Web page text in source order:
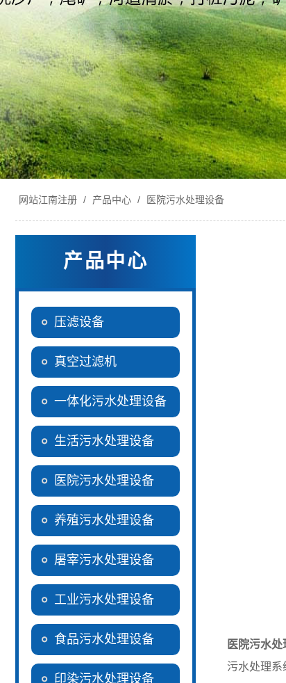
网站江南注册 / 产品中心 / 医院污水处理设备
产品中心
压滤设备
真空过滤机
一体化污水处理设备
生活污水处理设备
医院污水处理设备
养殖污水处理设备
屠宰污水处理设备
工业污水处理设备
食品污水处理设备
印染污水处理设备
医院污水处
污水处理系